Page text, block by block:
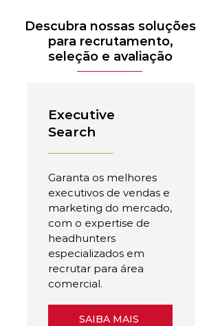
Descubra nossas soluções
para recrutamento,
seleção e avaliação
Executive
Search
Garanta os melhores
executivos de vendas e
marketing do mercado,
com o expertise de
headhunters
especializados em
recrutar para área
comercial.
SAIBA MAIS